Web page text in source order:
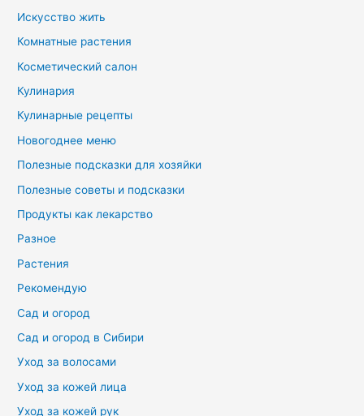
Искусство жить
Комнатные растения
Косметический салон
Кулинария
Кулинарные рецепты
Новогоднее меню
Полезные подсказки для хозяйки
Полезные советы и подсказки
Продукты как лекарство
Разное
Растения
Рекомендую
Сад и огород
Сад и огород в Сибири
Уход за волосами
Уход за кожей лица
Уход за кожей рук